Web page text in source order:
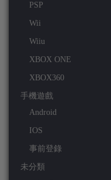
PSP
Wii
Wiiu
XBOX ONE
XBOX360
手機遊戲
Android
IOS
事前登錄
未分類